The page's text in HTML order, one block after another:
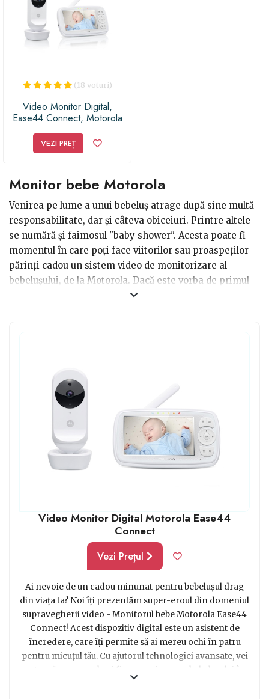
(18 voturi)
Video Monitor Digital,
Ease44 Connect, Motorola
VEZI PREȚ
Monitor bebe Motorola
Venirea pe lume a unui bebeluș atrage după sine multă
responsabilitate, dar și câteva obiceiuri. Printre altele
se numără și faimosul "baby shower". Acesta poate fi
momentul în care poți face viitorilor sau proaspeților
părinți cadou un sistem video de monitorizare al
bebelușului, de la Motorola. Dacă este vorba de primul
copil probabil că tinerii părinți încă nu știu, dar acest
astfel un cadou foarte util.
Video Monitor Digital Motorola Ease44
Connect
Vezi Prețul
Ai nevoie de un cadou minunat pentru bebelușul drag
din viața ta? Noi îți prezentăm super-eroul din domeniul
supravegherii video - Monitorul bebe Motorola Ease44
Connect! Acest dispozitiv digital este un asistent de
încredere, care îți permite să ai mereu ochi în patru
pentru micuțul tău. Cu ajutorul tehnologiei avansate, vei
putea să supraveghezi fiecare mișcare a bebelușului în